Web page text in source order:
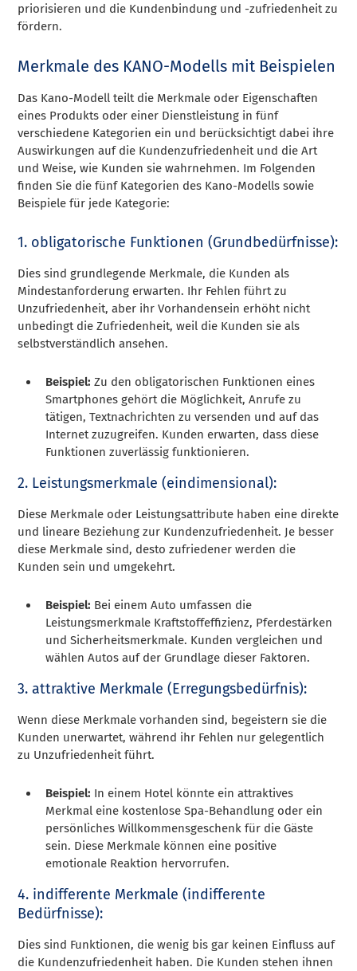
priorisieren und die Kundenbindung und -zufriedenheit zu
fördern.
Merkmale des KANO-Modells mit Beispielen
Das Kano-Modell teilt die Merkmale oder Eigenschaften
eines Produkts oder einer Dienstleistung in fünf
verschiedene Kategorien ein und berücksichtigt dabei ihre
Auswirkungen auf die Kundenzufriedenheit und die Art
und Weise, wie Kunden sie wahrnehmen. Im Folgenden
finden Sie die fünf Kategorien des Kano-Modells sowie
Beispiele für jede Kategorie:
1. obligatorische Funktionen (Grundbedürfnisse):
Dies sind grundlegende Merkmale, die Kunden als
Mindestanforderung erwarten. Ihr Fehlen führt zu
Unzufriedenheit, aber ihr Vorhandensein erhöht nicht
unbedingt die Zufriedenheit, weil die Kunden sie als
selbstverständlich ansehen.
Beispiel: Zu den obligatorischen Funktionen eines
Smartphones gehört die Möglichkeit, Anrufe zu
tätigen, Textnachrichten zu versenden und auf das
Internet zuzugreifen. Kunden erwarten, dass diese
Funktionen zuverlässig funktionieren.
2. Leistungsmerkmale (eindimensional):
Diese Merkmale oder Leistungsattribute haben eine direkte
und lineare Beziehung zur Kundenzufriedenheit. Je besser
diese Merkmale sind, desto zufriedener werden die
Kunden sein und umgekehrt.
Beispiel: Bei einem Auto umfassen die
Leistungsmerkmale Kraftstoffeffizienz, Pferdestärken
und Sicherheitsmerkmale. Kunden vergleichen und
wählen Autos auf der Grundlage dieser Faktoren.
3. attraktive Merkmale (Erregungsbedürfnis):
Wenn diese Merkmale vorhanden sind, begeistern sie die
Kunden unerwartet, während ihr Fehlen nur gelegentlich
zu Unzufriedenheit führt.
Beispiel: In einem Hotel könnte ein attraktives
Merkmal eine kostenlose Spa-Behandlung oder ein
persönliches Willkommensgeschenk für die Gäste
sein. Diese Merkmale können eine positive
emotionale Reaktion hervorrufen.
4. indifferente Merkmale (indifferente
Bedürfnisse):
Dies sind Funktionen, die wenig bis gar keinen Einfluss auf
die Kundenzufriedenheit haben. Die Kunden stehen ihnen